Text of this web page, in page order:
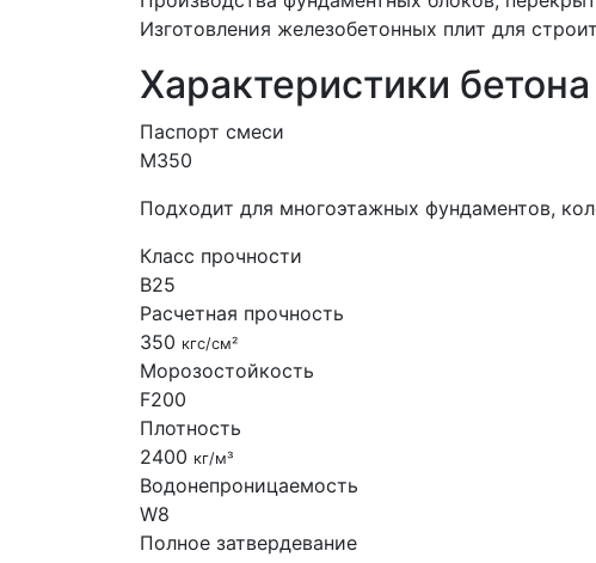
Изготовления железобетонных плит для
Характеристики
Паспорт смеси
М350
Подходит для многоэтажных фундаментов,
Класс прочности
B25
Расчетная прочность
350 кгс/см²
Морозостойкость
F200
Плотность
2400 кг/м³
Водонепроницаемость
W8
Полное затвердевание